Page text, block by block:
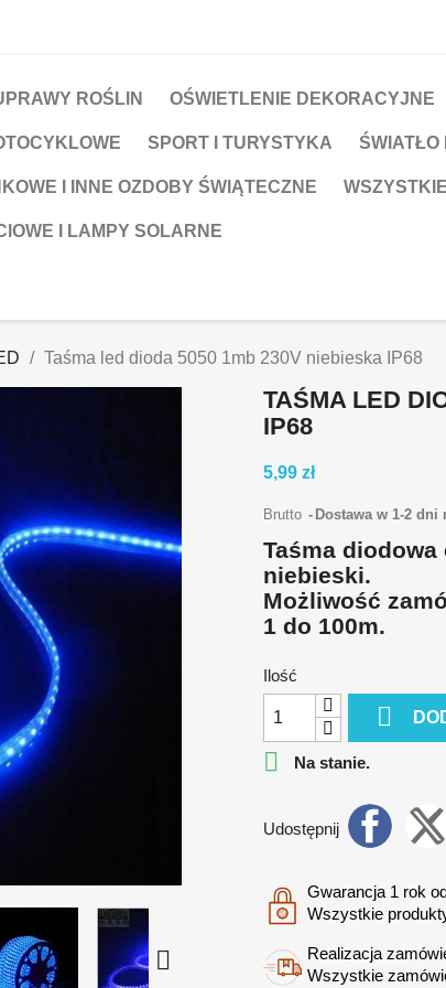
ROŚLIN OŚWIETLENIE DEKORACYJNE
SPORT I TURYSTYKA ŚWIATŁO
I INNE OZDOBY ŚWIĄTECZNE
I LAMPY SOLARNE
Taśma led dioda 5050 1mb 230V niebieska IP68

TAŚMA LED
IP68
5,99 zł
Brutto Dostawa w 1-2 dni
Taśma
niebieski.
Możliwość
1 do 100m.
Ilość


Na stanie.
Udostępnij
Gwarancja 1 rok
Wszystkie
Realizacja
Wszystkie